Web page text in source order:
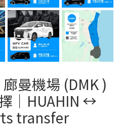
曼機場 (DMK )
｜HUAHIN ↔︎
transfer